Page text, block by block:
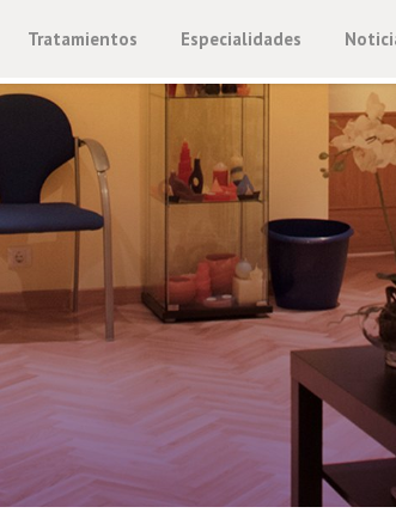
Tratamientos Especialidades